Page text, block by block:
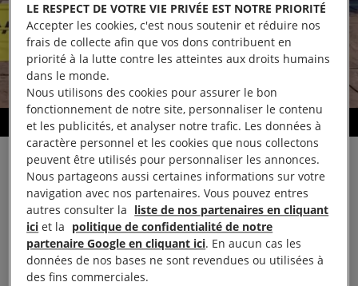
Flash mob en bord de mer
LA VIE DU GROUPE
Présentation
LE RESPECT DE VOTRE VIE PRIVÉE EST NOTRE PRIORITÉ
Accepter les cookies, c'est nous soutenir et réduire nos
frais de collecte afin que vos dons contribuent en
priorité à la lutte contre les atteintes aux droits humains
dans le monde.
Nous utilisons des cookies pour assurer le bon
fonctionnement de notre site, personnaliser le contenu
et les publicités, et analyser notre trafic. Les données à
caractère personnel et les cookies que nous collectons
peuvent être utilisés pour personnaliser les annonces.
Nous partageons aussi certaines informations sur votre
navigation avec nos partenaires. Vous pouvez entres
autres consulter la liste de nos partenaires en cliquant
ici et la politique de confidentialité de notre
partenaire Google en cliquant ici. En aucun cas les
données de nos bases ne sont revendues ou utilisées à
des fins commerciales.